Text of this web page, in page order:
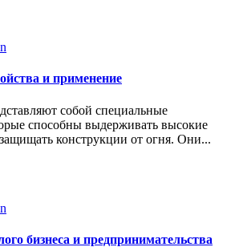
и применение
собой специальные
способны выдерживать высокие
конструкции от огня. Они...
бизнеса и предпринимательства